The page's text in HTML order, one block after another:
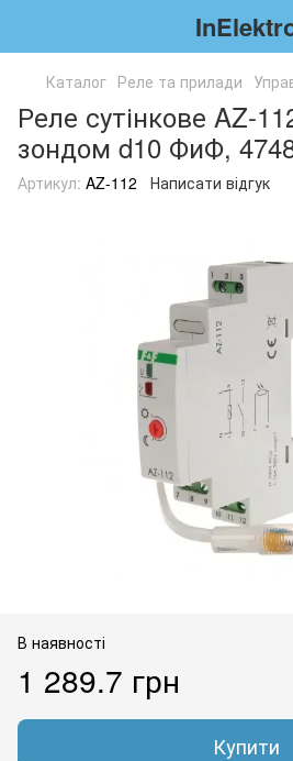
Каталог Реле та прилади
Реле сутінкове AZ-
зондом d10 ФиФ,
Артикул: AZ-112 Написати відгук
В наявності
1 289.7 грн
Купити